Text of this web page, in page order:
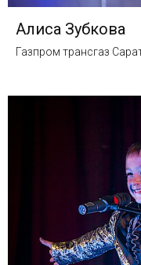
Алиса Зубкова
Газпром трансгаз